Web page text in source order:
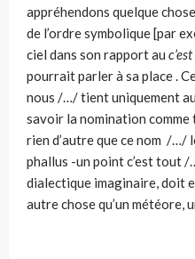
appréhendons quelque
de l’ordre symbolique [par
ciel dans son rapport au
pourrait parler à sa place .
nous /…/ tient uniquement au
savoir la nomination comme
rien d’autre que ce nom /…/
phallus -un point c’est tout /
dialectique imaginaire, doit
autre chose qu’un météore,